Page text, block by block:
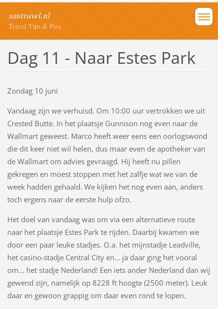
santravel.nl
Travel Tips & Pics
Dag 11 - Naar Estes Park
Zondag 10 juni
Vandaag zijn we verhuisd. Om 10:00 uur vertrokken we uit
Crested Butte. In het plaatsje Gunnison nog even naar de
Wallmart geweest. Marco heeft weer eens een oorlogswond
die dit keer niet wil helen, dus maar even de apotheker van
de Wallmart om advies gevraagd. Hij heeft nu pillen
gekregen en moest stoppen met het zalfje wat we van de
week hadden gehaald. We kijken het nog even aan, anders
toch ergens naar de eerste hulp ofzo.
Het doel van vandaag was om via een alternatieve route
naar het plaatsje Estes Park te rijden. Daarbij kwamen we
door een paar leuke stadjes. O.a. het mijnstadje Leadville,
het casino-stadje Central City en... ja daar ging het vooral
om... het stadje Nederland! Een iets ander Nederland dan wij
gewend zijn, namelijk op 8228 ft hoogte (2500 meter). Leuk
daar en gewoon grappig om daar even rond te lopen.